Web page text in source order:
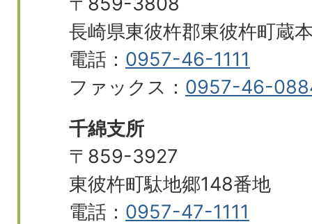
長崎県東彼杵郡東彼杵町蔵
電話： 0957-46-1111
ファックス： 0957-46-
千綿支所
〒859-3927
東彼杵町駄地郷148番地
電話： 0957-47-1111